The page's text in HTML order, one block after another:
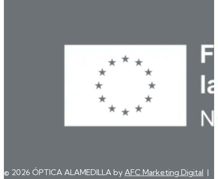
© 2026 ÓPTICA ALAMEDILLA by AFC Marketing Digital |